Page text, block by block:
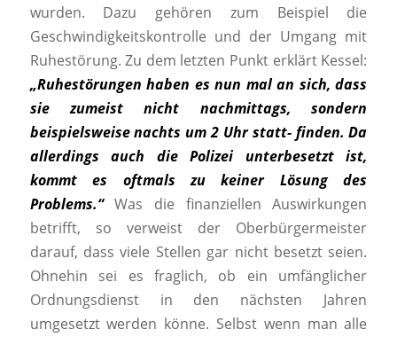
wurden. Dazu gehören zum Beispiel die
Geschwindigkeitskontrolle und der Umgang mit
Ruhestörung. Zu dem letzten Punkt erklärt Kessel:
„Ruhestörungen haben es nun mal an sich, dass
sie zumeist nicht nachmittags, sondern
beispielsweise nachts um 2 Uhr statt- finden. Da
allerdings auch die Polizei unterbesetzt ist,
kommt es oftmals zu keiner Lösung des
Problems.“Was die finanziellen Auswirkungen
betrifft, so verweist der Oberbürgermeister
darauf, dass viele Stellen gar nicht besetzt seien.
Ohnehin sei es fraglich, ob ein umfänglicher
Ordnungsdienst in den nächsten Jahren
umgesetzt werden könne. Selbst wenn man alle